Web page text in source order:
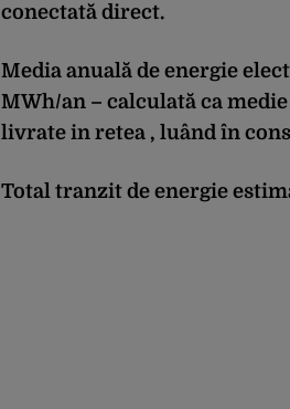
conectată direct.
Media anuală de energie
MWh/an – calculată ca
livrate in retea , luând în
Total tranzit de energie